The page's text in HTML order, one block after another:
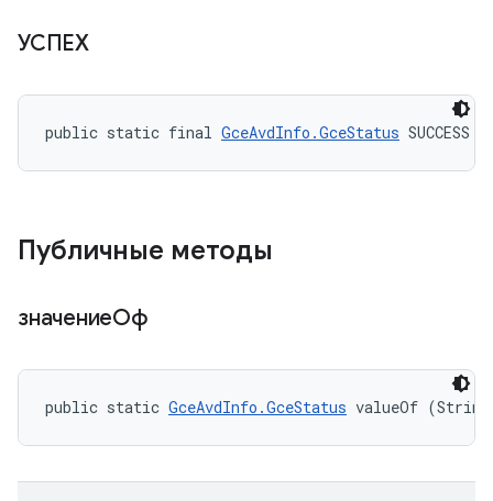
УСПЕХ
public static final GceAvdInfo.GceStatus SUCCESS
Публичные методы
значениеОф
public static GceAvdInfo.GceStatus valueOf (String